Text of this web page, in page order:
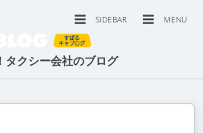
MENU
SIDEBAR
タクシー会社のブログ